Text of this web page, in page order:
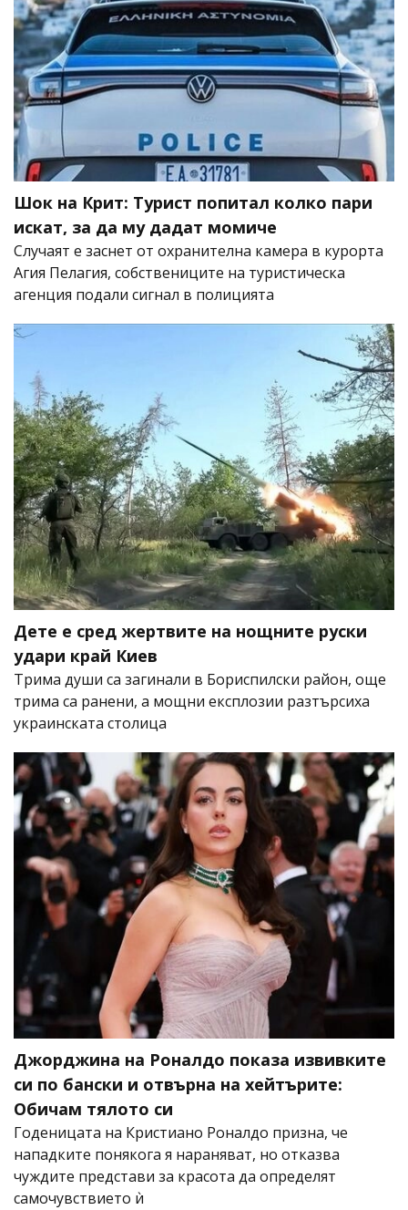
Шок на Крит: Турист попитал колко пари
искат, за да му дадат момиче
Случаят е заснет от охранителна камера в курорта
Агия Пелагия, собствениците на туристическа
агенция подали сигнал в полицията
Дете е сред жертвите на нощните руски
удари край Киев
Трима души са загинали в Бориспилски район, още
трима са ранени, а мощни експлозии разтърсиха
украинската столица
Джорджина на Роналдо показа извивките
си по бански и отвърна на хейтърите:
Обичам тялото си
Годеницата на Кристиано Роналдо призна, че
нападките понякога я нараняват, но отказва
чуждите представи за красота да определят
самочувствието ѝ